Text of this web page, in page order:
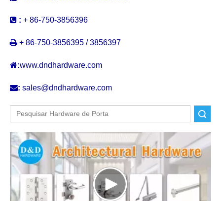
 : + 86-750-3856396
 + 86-750-3856395 / 3856397
:www.dndhardware.com
: sales@dndhardware.com